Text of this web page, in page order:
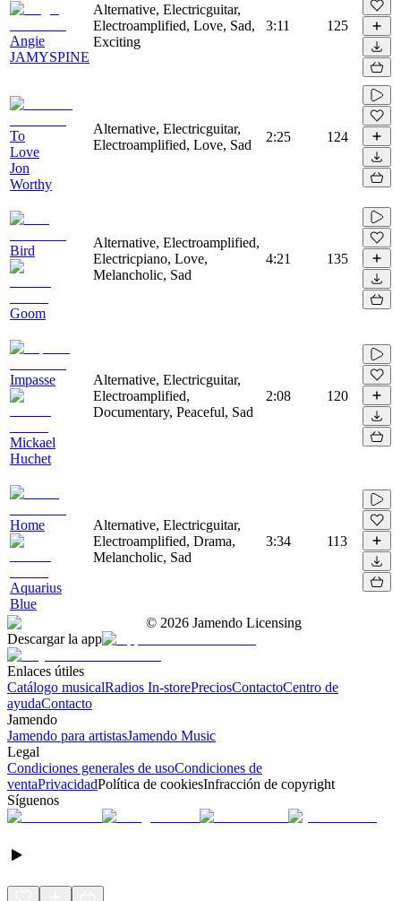
Angie
JAMYSPINE
Alternative, Electricguitar,
Electroamplified, Love, Sad,
Exciting
3:11 125
To
Love
Jon
Worthy
Alternative, Electricguitar,
Electroamplified, Love, Sad
2:25 124
Bird
Goom
Alternative, Electroamplified,
Electricpiano, Love,
Melancholic, Sad
4:21 135
Impasse
Mickael
Huchet
Alternative, Electricguitar,
Electroamplified,
Documentary, Peaceful, Sad
2:08 120
Home
Aquarius
Blue
Alternative, Electricguitar,
Electroamplified, Drama,
Melancholic, Sad
3:34 113
© 2026 Jamendo Licensing
Descargar la app
Enlaces útiles
Catálogo musicalRadios In-storePreciosContactoCentro de
ayudaContacto
Jamendo
Jamendo para artistasJamendo Music
Legal
Condiciones generales de usoCondiciones de
ventaPrivacidadPolítica de cookiesInfracción de copyright
Síguenos